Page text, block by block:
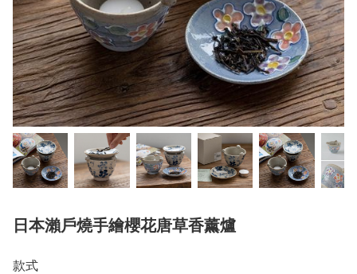
日本瀨戶燒手繪櫻花唐草香薰爐
款式